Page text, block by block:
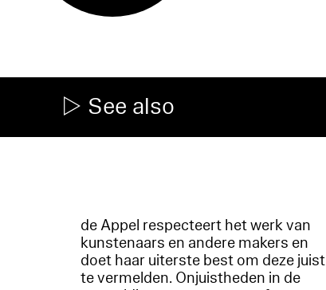
See also
de Appel respecteert het werk van
kunstenaars en andere makers en
doet haar uiterste best om deze juist
te vermelden. Onjuistheden in de